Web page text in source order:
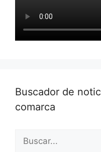
Buscador de
comarca